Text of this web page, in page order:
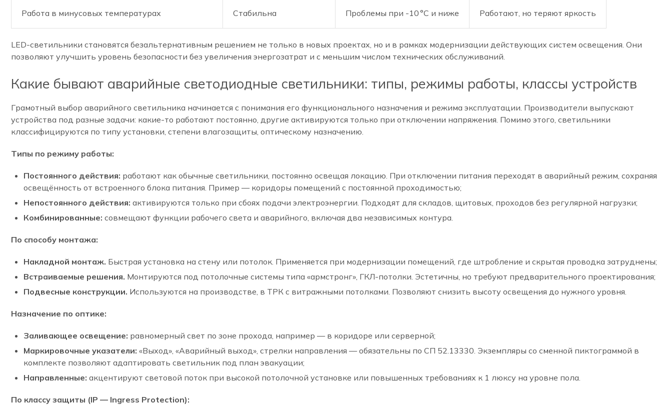
Работа в минусовых температурах Стабильна Проблемы при -10 °C и ниже Работают, но теряют яркость
LED-светильники становятся безальтернативным решением не только в новых проектах, но и в рамках модернизации действующих систем освещения. Они
позволяют улучшить уровень безопасности без увеличения энергозатрат и с меньшим числом технических обслуживаний.
Какие бывают аварийные светодиодные светильники: типы, режимы работы, классы устройств
Грамотный выбор аварийного светильника начинается с понимания его функционального назначения и режима эксплуатации. Производители выпускают
устройства под разные задачи: какие-то работают постоянно, другие активируются только при отключении напряжения. Помимо этого, светильники
классифицируются по типу установки, степени влагозащиты, оптическому назначению.
Типы по режиму работы:
Постоянного действия: работают как обычные светильники, постоянно освещая локацию. При отключении питания переходят в аварийный режим, сохраняя
освещённость от встроенного блока питания. Пример — коридоры помещений с постоянной проходимостью;
Непостоянного действия: активируются только при сбоях подачи электроэнергии. Подходят для складов, щитовых, проходов без регулярной нагрузки;
Комбинированные: совмещают функции рабочего света и аварийного, включая два независимых контура.
По способу монтажа:
Накладной монтаж. Быстрая установка на стену или потолок. Применяется при модернизации помещений, где штробление и скрытая проводка затруднены;
Встраиваемые решения. Монтируются под потолочные системы типа «армстронг», ГКЛ-потолки. Эстетичны, но требуют предварительного проектирования;
Подвесные конструкции. Используются на производстве, в ТРК с витражными потолками. Позволяют снизить высоту освещения до нужного уровня.
Назначение по оптике:
Заливающее освещение: равномерный свет по зоне прохода, например — в коридоре или серверной;
Маркировочные указатели: «Выход», «Аварийный выход», стрелки направления — обязательны по СП 52.13330. Экземпляры со сменной пиктограммой в
комплекте позволяют адаптировать светильник под план эвакуации;
Направленные: акцентируют световой поток при высокой потолочной установке или повышенных требованиях к 1 люксу на уровне пола.
По классу защиты (IP — Ingress Protection):